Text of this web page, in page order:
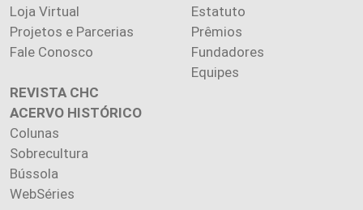
Loja Virtual
Projetos e Parcerias
Fale Conosco
Estatuto
Prêmios
Fundadores
Equipes
REVISTA CHC
ACERVO HISTÓRICO
Colunas
Sobrecultura
Bússola
WebSéries